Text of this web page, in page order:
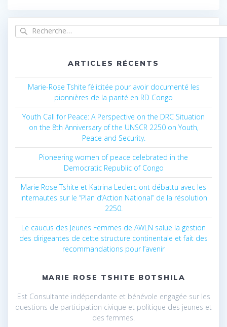
Recherche
pour
ARTICLES RÉCENTS
Marie-Rose Tshite félicitée pour avoir documenté les
pionnières de la parité en RD Congo
Youth Call for Peace: A Perspective on the DRC Situation
on the 8th Anniversary of the UNSCR 2250 on Youth,
Peace and Security.
Pioneering women of peace celebrated in the
Democratic Republic of Congo
Marie Rose Tshite et Katrina Leclerc ont débattu avec les
internautes sur le “Plan d’Action National” de la résolution
2250.
Le caucus des Jeunes Femmes de AWLN salue la gestion
des dirigeantes de cette structure continentale et fait des
recommandations pour l’avenir
MARIE ROSE TSHITE BOTSHILA
Est Consultante indépendante et bénévole engagée sur les
questions de participation civique et politique des jeunes et
des femmes.